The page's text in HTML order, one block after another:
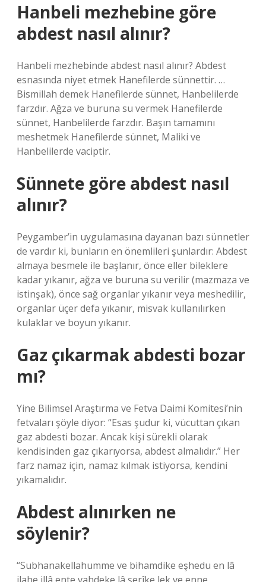
Hanbeli mezhebine göre
abdest nasıl alınır?
Hanbeli mezhebinde abdest nasıl alınır? Abdest
esnasında niyet etmek Hanefilerde sünnettir. …
Bismillah demek Hanefilerde sünnet, Hanbelilerde
farzdır. Ağza ve buruna su vermek Hanefilerde
sünnet, Hanbelilerde farzdır. Başın tamamını
meshetmek Hanefilerde sünnet, Maliki ve
Hanbelilerde vaciptir.
Sünnete göre abdest nasıl
alınır?
Peygamber’in uygulamasına dayanan bazı sünnetler
de vardır ki, bunların en önemlileri şunlardır: Abdest
almaya besmele ile başlanır, önce eller bileklere
kadar yıkanır, ağza ve buruna su verilir (mazmaza ve
istinşak), önce sağ organlar yıkanır veya meshedilir,
organlar üçer defa yıkanır, misvak kullanılırken
kulaklar ve boyun yıkanır.
Gaz çıkarmak abdesti bozar
mı?
Yine Bilimsel Araştırma ve Fetva Daimi Komitesi’nin
fetvaları şöyle diyor: “Esas şudur ki, vücuttan çıkan
gaz abdesti bozar. Ancak kişi sürekli olarak
kendisinden gaz çıkarıyorsa, abdest almalıdır.” Her
farz namaz için, namaz kılmak istiyorsa, kendini
yıkamalıdır.
Abdest alınırken ne
söylenir?
“Subhanakellahumme ve bihamdike eşhedu en lâ